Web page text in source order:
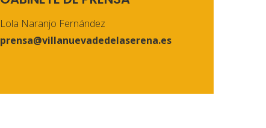
Lola Naranjo Fernández
prensa@villanuevadedelaserena.es